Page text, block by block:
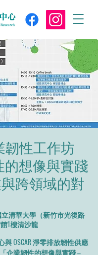
韌性工作坊
的想像與實踐
跨領域的對
立清華大學（新竹市光復路
1樓清沙龍
OSCAR 淨零排放韌性供應
企業韌性的想像與實踐 –